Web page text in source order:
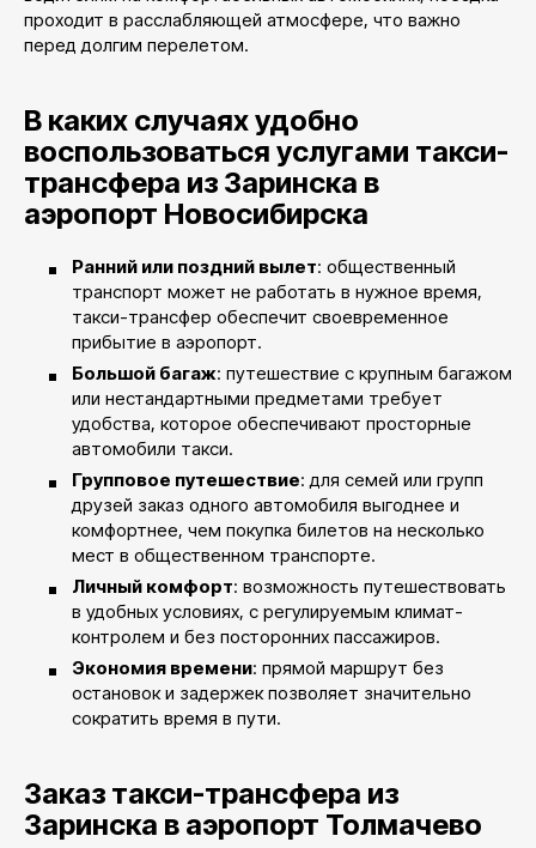
проходит в расслабляющей атмосфере, что важно
перед долгим перелетом.
В каких случаях удобно
воспользоваться услугами такси-
трансфера из Заринска в
аэропорт Новосибирска
Ранний или поздний вылет: общественный
транспорт может не работать в нужное время,
такси-трансфер обеспечит своевременное
прибытие в аэропорт.
Большой багаж: путешествие с крупным багажом
или нестандартными предметами требует
удобства, которое обеспечивают просторные
автомобили такси.
Групповое путешествие: для семей или групп
друзей заказ одного автомобиля выгоднее и
комфортнее, чем покупка билетов на несколько
мест в общественном транспорте.
Личный комфорт: возможность путешествовать
в удобных условиях, с регулируемым климат-
контролем и без посторонних пассажиров.
Экономия времени: прямой маршрут без
остановок и задержек позволяет значительно
сократить время в пути.
Заказ такси-трансфера из
Заринска в аэропорт Толмачево